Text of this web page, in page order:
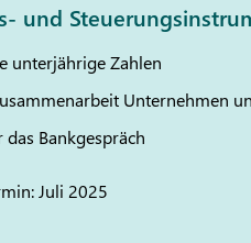
und
unterjährige Zahlen
Unternehmen
Bankgespräch
Juli 2025